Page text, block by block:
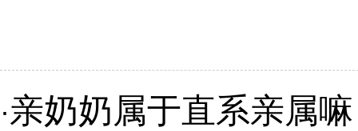
·亲奶奶属于直系亲属